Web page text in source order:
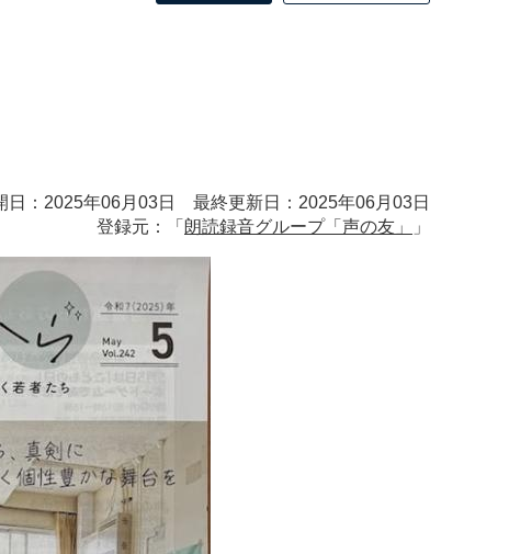
日：2025年06月03日 最終更新日：2025年06月03日
登録元：「 朗読録音グループ「声の友」 」